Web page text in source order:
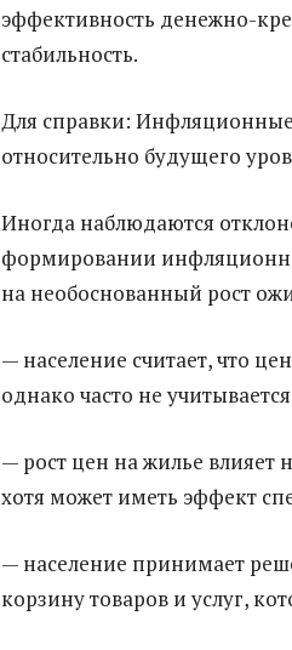
эффективность денежно-
стабильность.
Для справки:
относительно будущего
Иногда наблюдаются
формировании
на необоснованный рост
— население считает, что
однако часто не
— рост цен на жилье
хотя может иметь эффект
— население принимает
корзину товаров и услуг,